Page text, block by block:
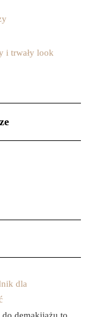
i trwały look
dla
demakijażu to